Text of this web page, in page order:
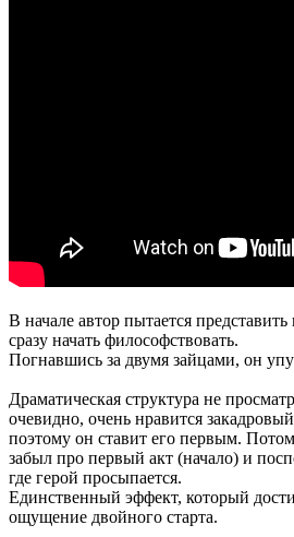
В начале автор пытается
сразу начать философствовать.
Погнавшись за двумя зайцами, он
Драматическая структура не
очевидно, очень нравится
поэтому он ставит его первым.
забыл про первый акт (начало) и
где герой просыпается.
Единственный эффект, который
ощущение двойного старта.